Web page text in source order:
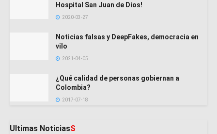
Hospital San Juan de Dios!
2020-03-27
Noticias falsas y DeepFakes, democracia en
vilo
2021-04-05
¿Qué calidad de personas gobiernan a
Colombia?
2017-07-18
Ultimas NoticiasS